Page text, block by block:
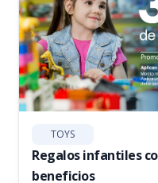
TOYS
Regalos infantiles
beneficios